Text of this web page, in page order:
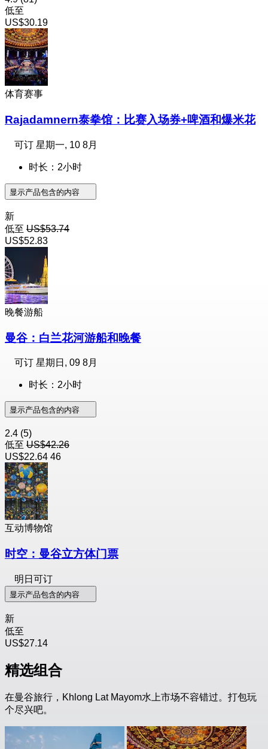
低至
US$30.19
体育赛事
Rajadamnern泰拳馆：比赛入场券+啤酒和爆米花
可订 星期一, 10 8月
时长：2小时
显示产品包含的内容
新
低至 US$53.74
US$52.83
晚餐游船
曼谷：白兰花河游船和晚餐
可订 星期日, 09 8月
时长：2小时
显示产品包含的内容
2.4 (5)
低至 US$42.26
US$22.64 46
互动博物馆
时空：曼谷立方体门票
明日可订
显示产品包含的内容
新
低至
US$27.14
精选组合
在曼谷旅行，Khlong Lat Mayom水上市场不容错过。打包玩
个尽兴吧。